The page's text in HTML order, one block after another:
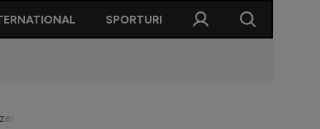
SPORTURI
la o rivală din Superligă